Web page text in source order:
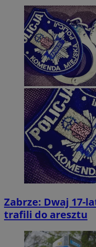
Zabrze: Dwaj 17-
trafili do aresztu